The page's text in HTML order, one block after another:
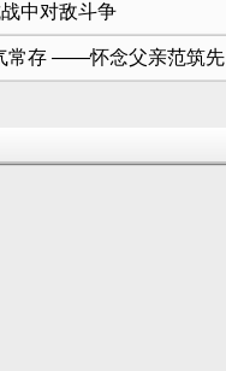
战中对敌斗争
常存 ——怀念父亲范筑先